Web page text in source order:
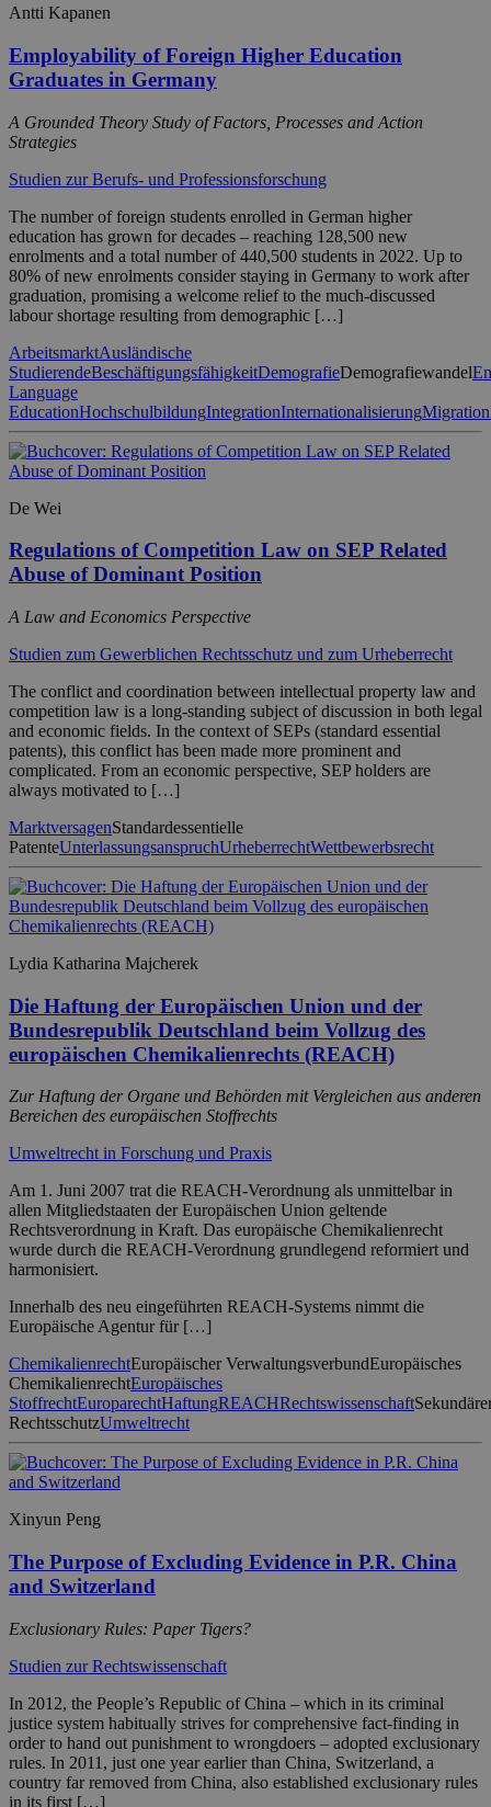
Antti Kapanen
Employability of Foreign Higher Education
Graduates in Germany
A Grounded Theory Study of Factors, Processes and Action
Strategies
Studien zur Berufs- und Professionsforschung
The number of foreign students enrolled in German higher
education has grown for decades – reaching 128,500 new
enrolments and a total number of 440,500 students in 2022. Up to
80% of new enrolments consider staying in Germany to work after
graduation, promising a welcome relief to the much-discussed
labour shortage resulting from demographic […]
ArbeitsmarktAusländische
StudierendeBeschäftigungsfähigkeitDemografieDemografiewandel
Language
EducationHochschulbildungIntegrationInternationalisierungMigration
De Wei
Regulations of Competition Law on SEP Related
Abuse of Dominant Position
A Law and Economics Perspective
Studien zum Gewerblichen Rechtsschutz und zum Urheberrecht
The conflict and coordination between intellectual property law and
competition law is a long-standing subject of discussion in both legal
and economic fields. In the context of SEPs (standard essential
patents), this conflict has been made more prominent and
complicated. From an economic perspective, SEP holders are
always motivated to […]
MarktversagenStandardessentielle
PatenteUnterlassungsanspruchUrheberrechtWettbewerbsrecht
Lydia Katharina Majcherek
Die Haftung der Europäischen Union und der
Bundesrepublik Deutschland beim Vollzug des
europäischen Chemikalienrechts (REACH)
Zur Haftung der Organe und Behörden mit Vergleichen aus anderen
Bereichen des europäischen Stoffrechts
Umweltrecht in Forschung und Praxis
Am 1. Juni 2007 trat die REACH-Verordnung als unmittelbar in
allen Mitgliedstaaten der Europäischen Union geltende
Rechtsverordnung in Kraft. Das europäische Chemikalienrecht
wurde durch die REACH-Verordnung grundlegend reformiert und
harmonisiert.
Innerhalb des neu eingeführten REACH-Systems nimmt die
Europäische Agentur für […]
ChemikalienrechtEuropäischer VerwaltungsverbundEuropäisches
ChemikalienrechtEuropäisches
StoffrechtEuroparechtHaftungREACHRechtswissenschaft
RechtsschutzUmweltrecht
Xinyun Peng
The Purpose of Excluding Evidence in P.R. China
and Switzerland
Exclusionary Rules: Paper Tigers?
Studien zur Rechtswissenschaft
In 2012, the People’s Republic of China – which in its criminal
justice system habitually strives for comprehensive fact-finding in
order to hand out punishment to wrongdoers – adopted exclusionary
rules. In 2011, just one year earlier than China, Switzerland, a
country far removed from China, also established exclusionary rules
in its first […]